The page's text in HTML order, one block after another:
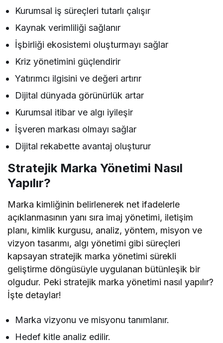
Kurumsal iş süreçleri tutarlı çalışır
Kaynak verimliliği sağlanır
İşbirliği ekosistemi oluşturmayı sağlar
Kriz yönetimini güçlendirir
Yatırımcı ilgisini ve değeri artırır
Dijital dünyada görünürlük artar
Kurumsal itibar ve algı iyileşir
İşveren markası olmayı sağlar
Dijital rekabette avantaj oluşturur
Stratejik Marka Yönetimi Nasıl
Yapılır?
Marka kimliğinin belirlenerek net ifadelerle
açıklanmasının yanı sıra imaj yönetimi, iletişim
planı, kimlik kurgusu, analiz, yöntem, misyon ve
vizyon tasarımı, algı yönetimi gibi süreçleri
kapsayan stratejik marka yönetimi sürekli
geliştirme döngüsüyle uygulanan bütünleşik bir
olgudur. Peki stratejik marka yönetimi nasıl yapılır?
İşte detaylar!
Marka vizyonu ve misyonu tanımlanır.
Hedef kitle analiz edilir.